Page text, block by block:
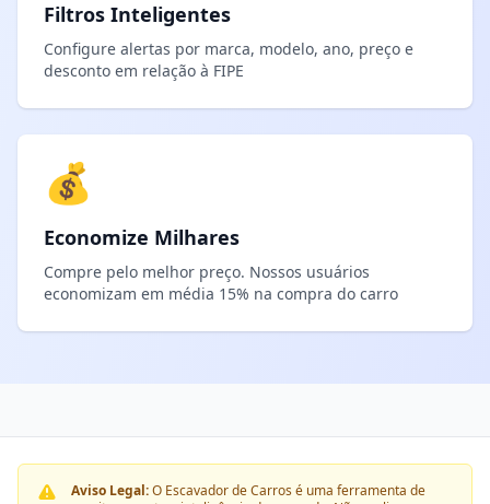
Filtros Inteligentes
Configure alertas por marca, modelo, ano, preço e
desconto em relação à FIPE
💰
Economize Milhares
Compre pelo melhor preço. Nossos usuários
economizam em média 15% na compra do carro
Aviso Legal:O Escavador de Carros é uma ferramenta de